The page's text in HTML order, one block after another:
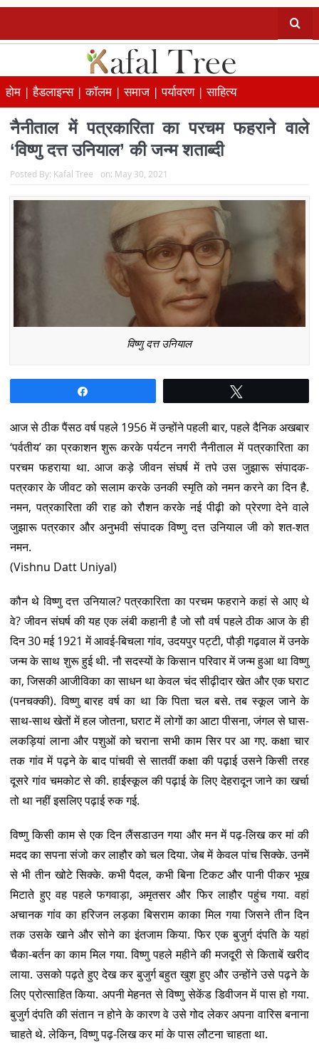
होम |हैडलाइन्स |कॉलम |समाज |पर्यावरण |साहित्य
नैनीताल में पत्रकारिता का परचम फहराने वाले
‘विष्णु दत्त उनियाल’ की जन्म शताब्दी
Posted By: Kafal Tree on: May 30, 2021
विष्णु दत्त उनियाल
आज से ठीक पैंसठ वर्ष पहले 1956 में उन्होंने पहली बार, पहले दैनिक अखबार
‘पर्वतीय’ का प्रकाशन शुरू करके पर्यटन नगरी नैनीताल में पत्रकारिता का
परचम फहराया था. आज कड़े जीवन संघर्ष में तपे उस जुझारू संपादक-
पत्रकार के जीवट को सलाम करके उनकी स्मृति को नमन करने का दिन है.
नमन, पत्रकारिता की राह को रौशन करके नई पीढ़ी को प्रेरणा देने वाले
जुझारू पत्रकार और अनुभवी संपादक विष्णु दत्त उनियाल जी को शत-शत
नमन.
(Vishnu Datt Uniyal)
कौन थे विष्णु दत्त उनियाल? पत्रकारिता का परचम फहराने कहां से आए थे
वे? जीवन संघर्ष की यह एक लंबी कहानी है जो सौ वर्ष पहले ठीक आज के ही
दिन 30 मई 1921 में आवई-बिचला गांव, उदयपुर पट्टी, पौड़ी गढ़वाल में उनके
जन्म के साथ शुरू हुई थी. नौ सदस्यों के किसान परिवार में जन्म हुआ था विष्णु
का, जिसकी आजीविका का साधन था केवल चंद सीढ़ीदार खेत और एक घराट
(पनचक्की). विष्णु बारह वर्ष का था कि पिता चल बसे. तब स्कूल जाने के
साथ-साथ खेतों में हल जोतना, घराट में लोगों का आटा पीसना, जंगल से घास-
लकड़ियां लाना और पशुओं को चराना सभी काम सिर पर आ गए. कक्षा चार
तक गांव में पढ़ने के बाद पांचवी से सातवीं कक्षा की पढ़ाई उसने किसी तरह
दूसरे गांव चमकोट से की. हाईस्कूल की पढ़ाई के लिए देहरादून जाने का खर्चा
तो था नहीं इसलिए पढ़ाई रुक गई.
विष्णु किसी काम से एक दिन लैंसडाउन गया और मन में पढ़-लिख कर मां की
मदद का सपना संजो कर लाहौर को चल दिया. जेब में केवल पांच सिक्के. उनमें
से भी तीन खोटे सिक्के. कभी पैदल, कभी बिना टिकट और पानी पीकर भूख
मिटाते हुए वह पहले फगवाड़ा, अमृतसर और फिर लाहौर पहुंच गया. वहां
अचानक गांव का हरिजन लड़का बिसराम काका मिल गया जिसने तीन दिन
तक उसके खाने और सोने का इंतजाम किया. फिर एक बुजुर्ग दंपति के यहां
चैका-बर्तन का काम मिल गया. विष्णु पहले महीने की मजदूरी से किताबें खरीद
लाया. उसको पढ़ते हुए देख कर बुजुर्ग बहुत खुश हुए और उन्होंने उसे पढ़ने के
लिए प्रोत्साहित किया. अपनी मेहनत से विष्णु सेकेंड डिवीजन में पास हो गया.
बुजुर्ग दंपति की संतान न होने के कारण वे उसे गोद लेकर अपना वारिस बनाना
चाहते थे. लेकिन, विष्णु पढ़-लिख कर मां के पास लौटना चाहता था.